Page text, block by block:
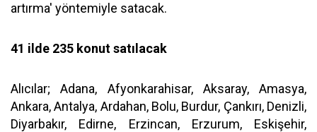
artırma' yöntemiyle satacak.
41 ilde 235 konut satılacak
Alıcılar; Adana, Afyonkarahisar, Aksaray, Amasya,
Ankara, Antalya, Ardahan, Bolu, Burdur, Çankırı, Denizli,
Diyarbakır, Edirne, Erzincan, Erzurum, Eskişehir,